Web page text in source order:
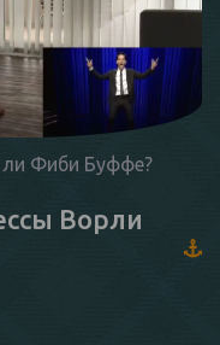
ли Фиби Буффе?
Ворли